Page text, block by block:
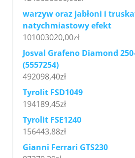
warzyw oraz jabłoni i
natychmiastowy efekt
101003020,00zł
Josval Grafeno Diamond
(5557254)
492098,40zł
Tyrolit FSD1049
194189,45zł
Tyrolit FSE1240
156443,88zł
Gianni Ferrari GTS230